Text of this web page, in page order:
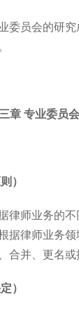
委员会的研
章 专业委员
）
律师业务的
据律师业务
合并、更名或
）